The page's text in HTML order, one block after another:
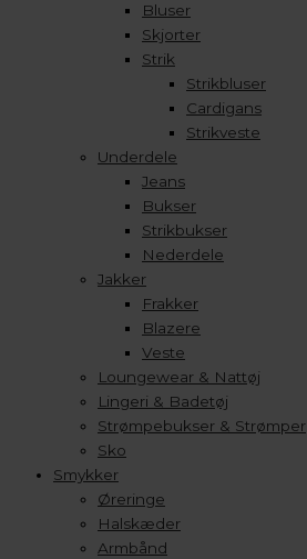
Bluser
Skjorter
Strik
Strikbluser
Cardigans
Strikveste
Underdele
Jeans
Bukser
Strikbukser
Nederdele
Jakker
Frakker
Blazere
Veste
Loungewear & Nattøj
Lingeri & Badetøj
Strømpebukser & Strømper
Sko
Smykker
Øreringe
Halskæder
Armbånd